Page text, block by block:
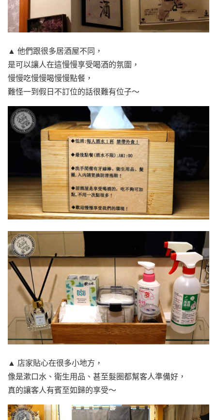
▲ 他們跟很多居酒屋不同，
是可以讓人在這慢慢享受喝酒的氛圍，
慢慢吃慢慢喝慢慢點餐，
難怪一到假日不訂位的話很難有位子～
▲ 店家貼心在很多小地方，
像是漱口水、衛生用品、甚至髮圈都幫客人準備好，
真的讓客人有賓至如歸的享受～